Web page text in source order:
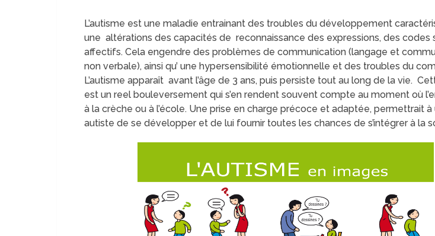
L’autisme est une maladie entrainant des troubles du développement
une altérations des capacités de reconnaissance des expressions, des codes
affectifs. Cela engendre des problèmes de communication (langage et
non verbale), ainsi qu’ une hypersensibilité émotionnelle et des troubles du
L’autisme apparaît avant l’âge de 3 ans, puis persiste tout au long de la vie.
est un reel bouleversement qui s’en rendent souvent compte au moment où
à la crèche ou à l’école. Une prise en charge précoce et adaptée, permettrait
autiste de se développer et de lui fournir toutes les chances de s’intégrer à la